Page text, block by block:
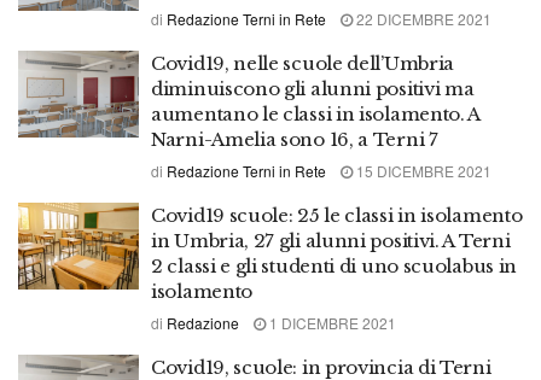
di Redazione Terni in Rete 22 DICEMBRE 2021
Covid19, nelle scuole dell’Umbria
diminuiscono gli alunni positivi ma
aumentano le classi in isolamento. A
Narni-Amelia sono 16, a Terni 7
di Redazione Terni in Rete 15 DICEMBRE 2021
Covid19 scuole: 25 le classi in isolamento
in Umbria, 27 gli alunni positivi. A Terni
2 classi e gli studenti di uno scuolabus in
isolamento
di Redazione 1 DICEMBRE 2021
Covid19, scuole: in provincia di Terni